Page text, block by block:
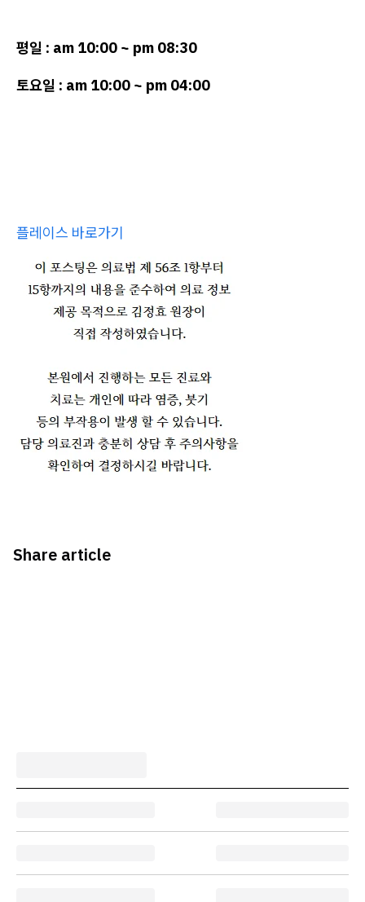
평일 : am 10:00 ~ pm 08:30
토요일 : am 10:00 ~ pm 04:00
플레이스 바로가기
Share article